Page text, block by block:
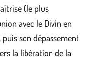
(le plus
avec le Divin en
son dépassement
la libération de la